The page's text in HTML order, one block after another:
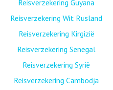
Reisverzekering Guyana
Reisverzekering Wit Rusland
Reisverzekering Kirgizië
Reisverzekering Senegal
Reisverzekering Syrië
Reisverzekering Cambodja